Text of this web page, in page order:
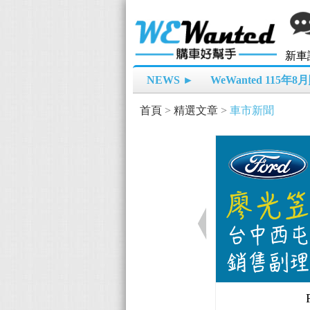
新車
NEWS ► WeWanted 115年8
首頁 > 精選文章 > 車市新聞